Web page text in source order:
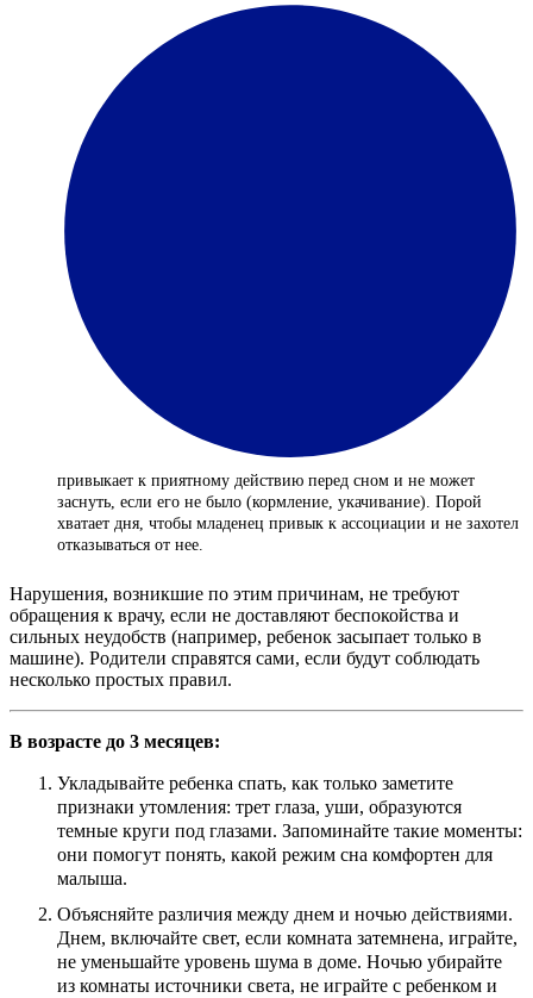
привыкает к приятному действию перед сном и не может
заснуть, если его не было (кормление, укачивание). Порой
хватает дня, чтобы младенец привык к ассоциации и не захотел
отказываться от нее.
Нарушения, возникшие по этим причинам, не требуют
обращения к врачу, если не доставляют беспокойства и
сильных неудобств (например, ребенок засыпает только в
машине). Родители справятся сами, если будут соблюдать
несколько простых правил.
В возрасте до 3 месяцев:
Укладывайте ребенка спать, как только заметите
признаки утомления: трет глаза, уши, образуются
темные круги под глазами. Запоминайте такие моменты:
они помогут понять, какой режим сна комфортен для
малыша.
Объясняйте различия между днем и ночью действиями.
Днем, включайте свет, если комната затемнена, играйте,
не уменьшайте уровень шума в доме. Ночью убирайте
из комнаты источники света, не играйте с ребенком и